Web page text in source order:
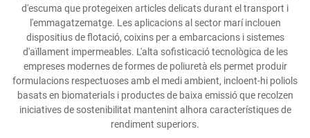
d'escuma que protegeixen articles delicats durant el transport i
l'emmagatzematge. Les aplicacions al sector marí inclouen
dispositius de flotació, coixins per a embarcacions i sistemes
d'aïllament impermeables. L'alta sofisticació tecnològica de les
empreses modernes de formes de poliuretà els permet produir
formulacions respectuoses amb el medi ambient, incloent-hi poliols
basats en biomaterials i productes de baixa emissió que recolzen
iniciatives de sostenibilitat mantenint alhora característiques de
rendiment superiors.